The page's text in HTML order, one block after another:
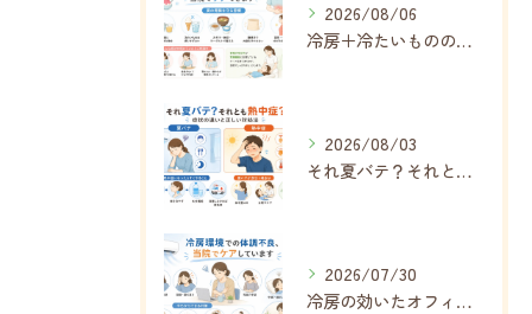
2026/08/06
冷房＋冷たいものの食べすぎで内臓がボロボロに…夏に増える胃腸の不調
2026/08/03
それ夏バテ？それとも熱中症？症状の違いと正しい対処法
2026/07/30
冷房の効いたオフィス・自宅で増える不調、その正体は「冷房病」